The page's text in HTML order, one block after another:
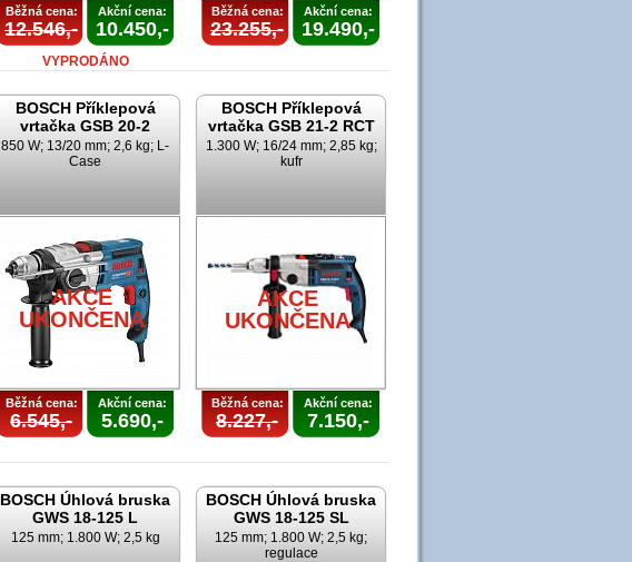
Běžná cena:
12.546,-
Akční cena:
10.450,-
VYPRODÁNO
Běžná cena:
23.255,-
Akční cena:
19.490,-
BOSCH Příklepová
vrtačka GSB 20-2
850 W; 13/20 mm; 2,6 kg; L-
Case
AKCE
UKONČENA
Běžná cena:
6.545,-
Akční cena:
5.690,-
BOSCH Příklepová
vrtačka GSB 21-2 RCT
1.300 W; 16/24 mm; 2,85 kg;
kufr
AKCE
UKONČENA
Běžná cena:
8.227,-
Akční cena:
7.150,-
BOSCH Úhlová bruska
GWS 18-125 L
125 mm; 1.800 W; 2,5 kg
BOSCH Úhlová bruska
GWS 18-125 SL
125 mm; 1.800 W; 2,5 kg;
regulace